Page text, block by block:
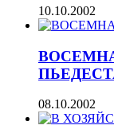
10.10.2002
08.10.2002